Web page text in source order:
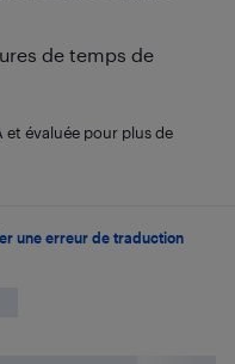
de temps de
et évaluée pour plus de
une erreur de traduction